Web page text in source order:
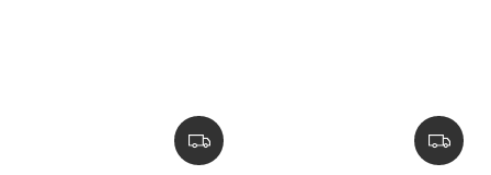
Z
D
Z
D